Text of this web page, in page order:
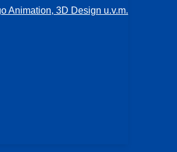
Animation, 3D Design u.v.m.